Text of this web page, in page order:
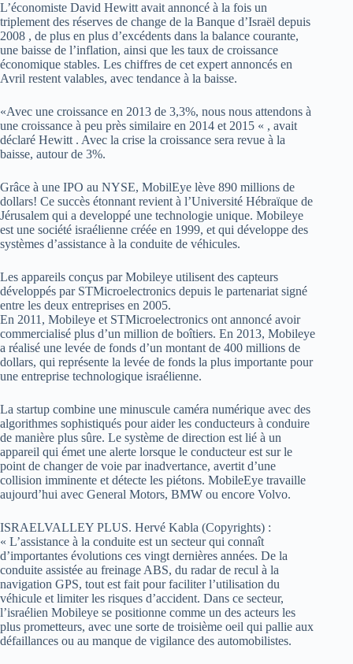
L’économiste David Hewitt avait annoncé à la fois un
triplement des réserves de change de la Banque d’Israël depuis
2008 , de plus en plus d’excédents dans la balance courante,
une baisse de l’inflation, ainsi que les taux de croissance
économique stables. Les chiffres de cet expert annoncés en
Avril restent valables, avec tendance à la baisse.
«Avec une croissance en 2013 de 3,3%, nous nous attendons à
une croissance à peu près similaire en 2014 et 2015 « , avait
déclaré Hewitt . Avec la crise la croissance sera revue à la
baisse, autour de 3%.
Grâce à une IPO au NYSE, MobilEye lève 890 millions de
dollars! Ce succès étonnant revient à l’Université Hébraïque de
Jérusalem qui a developpé une technologie unique. Mobileye
est une société israélienne créée en 1999, et qui développe des
systèmes d’assistance à la conduite de véhicules.
Les appareils conçus par Mobileye utilisent des capteurs
développés par STMicroelectronics depuis le partenariat signé
entre les deux entreprises en 2005.
En 2011, Mobileye et STMicroelectronics ont annoncé avoir
commercialisé plus d’un million de boîtiers. En 2013, Mobileye
a réalisé une levée de fonds d’un montant de 400 millions de
dollars, qui représente la levée de fonds la plus importante pour
une entreprise technologique israélienne.
La startup combine une minuscule caméra numérique avec des
algorithmes sophistiqués pour aider les conducteurs à conduire
de manière plus sûre. Le système de direction est lié à un
appareil qui émet une alerte lorsque le conducteur est sur le
point de changer de voie par inadvertance, avertit d’une
collision imminente et détecte les piétons. MobileEye travaille
aujourd’hui avec General Motors, BMW ou encore Volvo.
ISRAELVALLEY PLUS. Hervé Kabla (Copyrights) :
« L’assistance à la conduite est un secteur qui connaît
d’importantes évolutions ces vingt dernières années. De la
conduite assistée au freinage ABS, du radar de recul à la
navigation GPS, tout est fait pour faciliter l’utilisation du
véhicule et limiter les risques d’accident. Dans ce secteur,
l’israélien Mobileye se positionne comme un des acteurs les
plus prometteurs, avec une sorte de troisième oeil qui pallie aux
défaillances ou au manque de vigilance des automobilistes.